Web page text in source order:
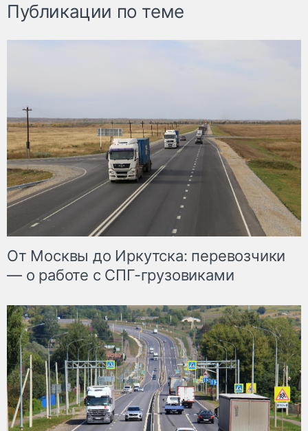
Публикации по теме
От Москвы до Иркутска: перевозчики
— о работе с СПГ-грузовиками